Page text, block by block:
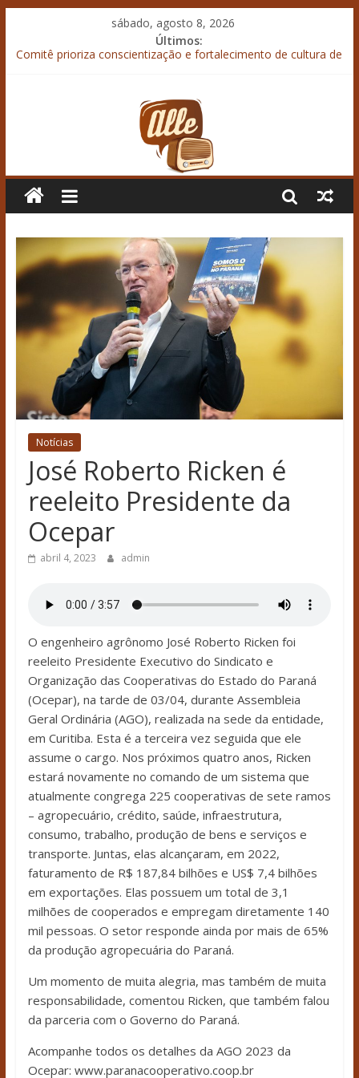
sábado, agosto 8, 2026
Últimos:
Comitê prioriza conscientização e fortalecimento de cultura de
em meio ao endividamento
“SIAVS 2026” termina com recorde de público
Boletim da Coordenação de Relações Institucionais do
Armazenamento bem planejado garante resultado no campo
Notícias
José Roberto Ricken é
reeleito Presidente da
Ocepar
abril 4, 2023 admin
O engenheiro agrônomo José Roberto Ricken foi
reeleito Presidente Executivo do Sindicato e
Organização das Cooperativas do Estado do Paraná
(Ocepar), na tarde de 03/04, durante Assembleia
Geral Ordinária (AGO), realizada na sede da entidade,
em Curitiba. Esta é a terceira vez seguida que ele
assume o cargo. Nos próximos quatro anos, Ricken
estará novamente no comando de um sistema que
atualmente congrega 225 cooperativas de sete ramos
– agropecuário, crédito, saúde, infraestrutura,
consumo, trabalho, produção de bens e serviços e
transporte. Juntas, elas alcançaram, em 2022,
faturamento de R$ 187,84 bilhões e US$ 7,4 bilhões
em exportações. Elas possuem um total de 3,1
milhões de cooperados e empregam diretamente 140
mil pessoas. O setor responde ainda por mais de 65%
da produção agropecuária do Paraná.
Um momento de muita alegria, mas também de muita
responsabilidade, comentou Ricken, que também falou
da parceria com o Governo do Paraná.
Acompanhe todos os detalhes da AGO 2023 da
Ocepar: www.paranacooperativo.coop.br